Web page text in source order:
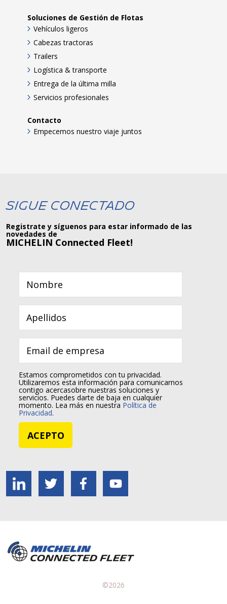
Soluciones de Gestión de Flotas
Vehículos ligeros
Cabezas tractoras
Trailers
Logística & transporte
Entrega de la última milla
Servicios profesionales
Contacto
Empecemos nuestro viaje juntos
Sigue Conectado
Registrate y síguenos para estar informado de las
novedades de
MICHELIN Connected Fleet!
Estamos comprometidos con tu privacidad.
Utilizaremos esta información para comunicarnos
contigo acercasobre nuestras soluciones y
servicios. Puedes darte de baja en cualquier
momento. Lea más en nuestra Política de
Privacidad.
©2026